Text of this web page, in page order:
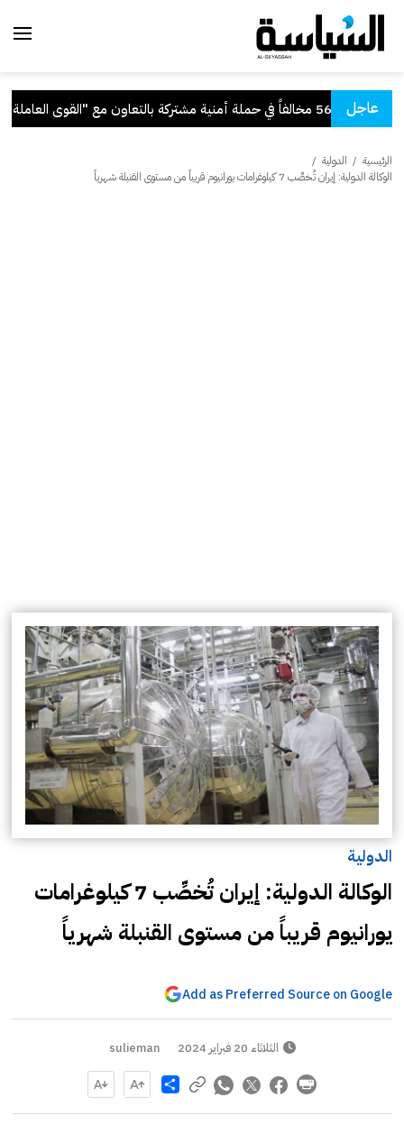
عاجل
مشتركة بالتعاون مع "القوى العاملة"
الرئيسية / الدولية /
الوكالة الدولية: إيران تُخصِّب 7 كيلوغرامات يورانيوم قريباً من مستوى القنبلة شهرياً
الدولية
الوكالة الدولية: إيران تُخصِّب 7 كيلوغرامات
يورانيوم قريباً من مستوى القنبلة شهرياً
Add as Preferred Source on Google
الثلاثاء 20 فبراير 2024 sulieman
Share